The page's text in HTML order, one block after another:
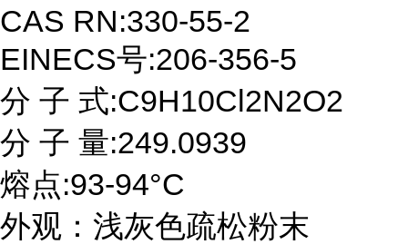
CAS RN:330-55-2
EINECS号:206-356-5
分 子 式:C9H10Cl2N2O2
分 子 量:249.0939
熔点:93-94°C
外观：浅灰色疏松粉末